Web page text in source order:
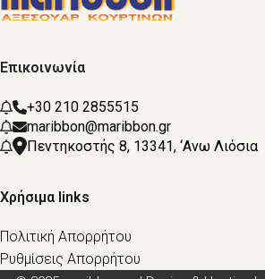
Επικοινωνία
+30 210 2855515
maribbon@maribbon.gr
Πεντηκοστής 8, 13341, ‘Ανω Λιόσια
Χρήσιμα links
Πολιτική Απορρήτου
Ρυθμίσεις Απορρήτου